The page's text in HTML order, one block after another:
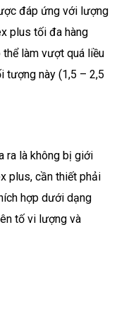
đáp ứng với lượng
plus tối đa hàng
làm vượt quá liều
tượng này (1,5 – 2,5
ra là không bị giới
plus, cần thiết phải
hợp dưới dạng
tố vi lượng và